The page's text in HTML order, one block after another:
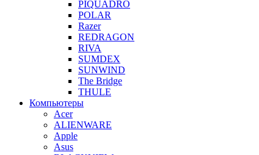
PIQUADRO
POLAR
Razer
REDRAGON
RIVA
SUMDEX
SUNWIND
The Bridge
THULE
Компьютеры
Acer
ALIENWARE
Apple
Asus